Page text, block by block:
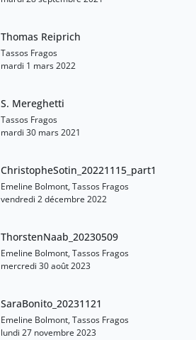
Thomas Reiprich
Tassos Fragos
mardi 1 mars 2022
S. Mereghetti
Tassos Fragos
mardi 30 mars 2021
ChristopheSotin_20221115_part1
Emeline Bolmont, Tassos Fragos
vendredi 2 décembre 2022
ThorstenNaab_20230509
Emeline Bolmont, Tassos Fragos
mercredi 30 août 2023
SaraBonito_20231121
Emeline Bolmont, Tassos Fragos
lundi 27 novembre 2023